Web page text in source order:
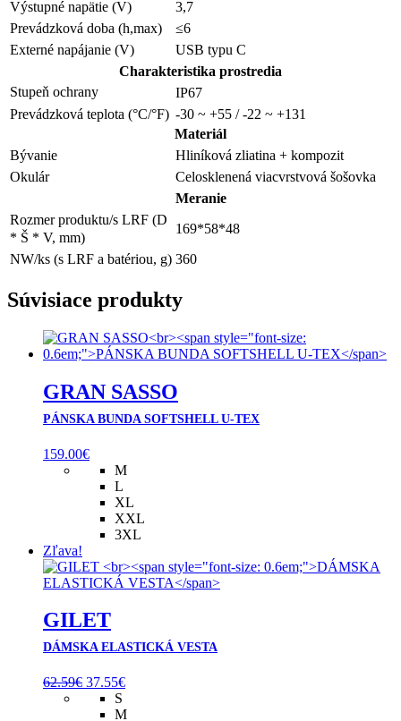
Výstupné napätie (V)
3,7
Prevádzková doba (h,max)
≤6
Externé napájanie (V)
USB typu C
Charakteristika prostredia
Stupeň ochrany
IP67
Prevádzková teplota (°C/°F) -30 ~ +55 / -22 ~ +131
Materiál
Bývanie
Hliníková zliatina + kompozit
Okulár
Celosklenená viacvrstvová šošovka
Meranie
Rozmer produktu/s LRF (D
* Š * V, mm)
169*58*48
NW/ks (s LRF a batériou, g) 360
Súvisiace produkty
GRAN SASSO
PÁNSKA BUNDA SOFTSHELL U-TEX
159.00€
M
L
XL
XXL
3XL
Zľava!
GILET
DÁMSKA ELASTICKÁ VESTA
62.59€ Pôvodná
cena
bola:
37.55€Aktuálna
je:
S
M